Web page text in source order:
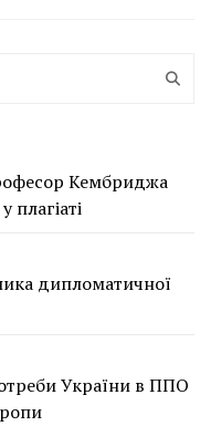
Кембриджа
плагіаті
дипломатичної
України в ППО